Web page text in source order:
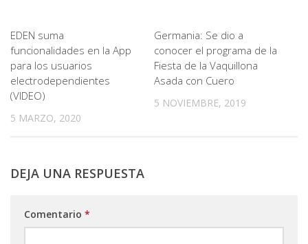
EDEN suma
funcionalidades en la App
para los usuarios
electrodependientes
(VIDEO)
5 MARZO, 2020
Germania: Se dio a
conocer el programa de la
Fiesta de la Vaquillona
Asada con Cuero
5 NOVIEMBRE, 2019
DEJA UNA RESPUESTA
Comentario *